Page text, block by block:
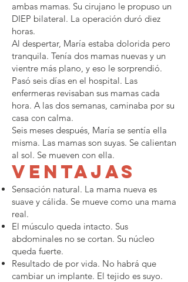
ambas mamas. Su cirujano le propuso un
DIEP bilateral. La operación duró diez
horas.
Al despertar, María estaba dolorida pero
tranquila. Tenía dos mamas nuevas y un
vientre más plano, y eso le sorprendió.
Pasó seis días en el hospital. Las
enfermeras revisaban sus mamas cada
hora. A las dos semanas, caminaba por su
casa con calma.
Seis meses después, María se sentía ella
misma. Las mamas son suyas. Se calientan
al sol. Se mueven con ella.
Ventajas
Sensación natural. La mama nueva es
suave y cálida. Se mueve como una mama
real.
El músculo queda intacto. Sus
abdominales no se cortan. Su núcleo
queda fuerte.
Resultado de por vida. No habrá que
cambiar un implante. El tejido es suyo.